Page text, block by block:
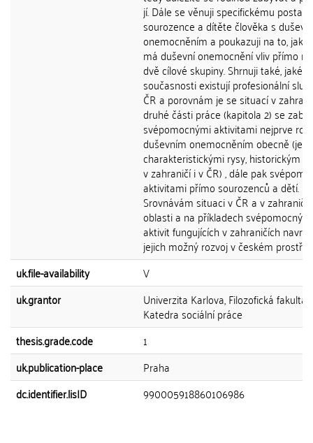
jí. Dále se věnuji specifickému
sourozence a dítěte člověka s
onemocněním a poukazuji na to, jaký
má duševní onemocnění vliv přímo
dvě cílové skupiny. Shrnuji také, jaké
současnosti existují profesionální
ČR a porovnám je se situací v
druhé části práce (kapitola 2) se
svépomocnými aktivitami nejprve
duševním onemocněním obecně
charakteristickými rysy, historickým
v zahraničí i v ČR) , dále pak
aktivitami přímo sourozenců a dětí.
Srovnávám situaci v ČR a v zahraničí
oblasti a na příkladech svépomocných
aktivit fungujících v zahraničích
jejich možný rozvoj v českém
uk.file-availability
V
uk.grantor
Univerzita Karlova, Filozofická fakulta,
Katedra sociální práce
thesis.grade.code
1
uk.publication-place
Praha
dc.identifier.lisID
990005918860106986